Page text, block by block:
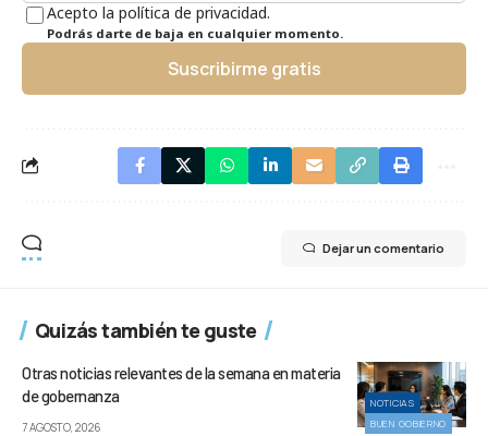
Acepto la política de privacidad.
Podrás darte de baja en cualquier momento.
Suscribirme gratis
Dejar un comentario
Quizás también te guste
NOTICIAS
BUEN GOBIERNO
Otras noticias relevantes de la semana en materia
de gobernanza
7 AGOSTO, 2026